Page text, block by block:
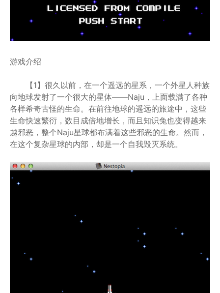
游戏介绍
【1】很久以前，在一个遥远的星系，一个外星人种族
向地球发射了一个很大的星体——Naju，上面载满了各种
各样希奇古怪的生命。在前往地球的遥远的旅途中，这些
生命快速繁衍，数目成倍地增长，而且知识兔也变得越来
越邪恶，整个Naju星球都布满着这些邪恶的生命。然而，
在这个复杂星球的内部，却是一个自我毁灭系统。